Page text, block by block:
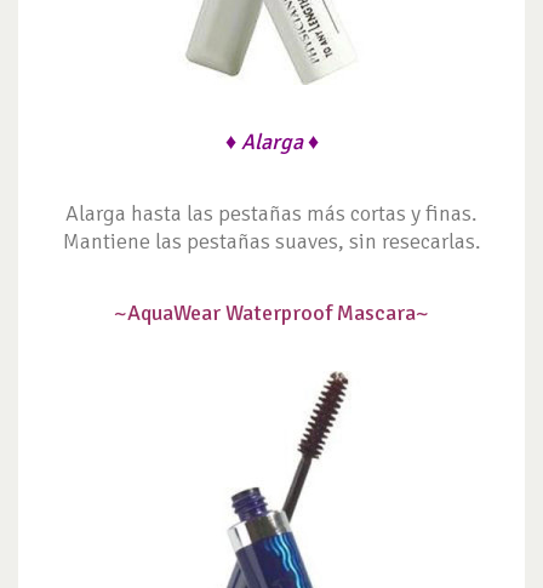
♦ Alarga ♦
Alarga hasta las pestañas más cortas y finas.
Mantiene las pestañas suaves, sin resecarlas.
~AquaWear Waterproof Mascara~